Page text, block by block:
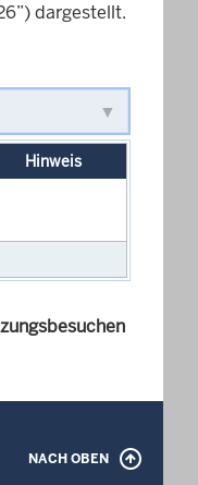
dargestellt.
Hinweis
NACH OBEN